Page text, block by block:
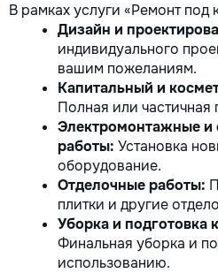
В рамках услуги «Ремонт под
Дизайн и
индивидуального
вашим пожеланиям.
Капитальный и
Полная или
Электромонтажные и
работы: Установка
оборудование.
Отделочные работы:
плитки и другие
Уборка и подготовка
Финальная уборка и
использованию.